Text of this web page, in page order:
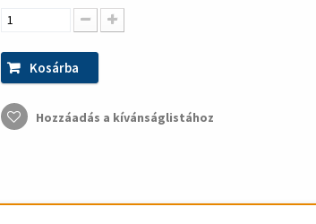
Kosárba
Hozzáadás a kívánságlistához